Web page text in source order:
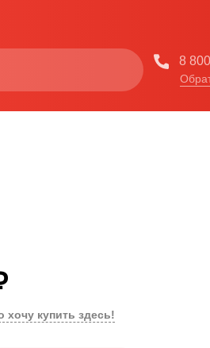
8
купить здесь!